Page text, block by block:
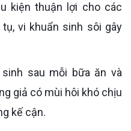
kiện thuận lợi cho các
vi khuẩn sinh sôi gây
giả có mùi hôi khó chịu
kế cận.